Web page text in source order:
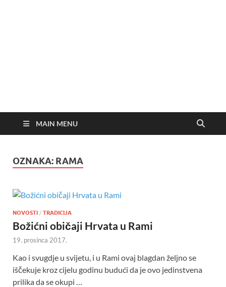
MAIN MENU
OZNAKA: RAMA
NOVOSTI / TRADICIJA
Božićni običaji Hrvata u Rami
19. prosinca 2017.
Kao i svugdje u svijetu, i u Rami ovaj blagdan željno se
iščekuje kroz cijelu godinu budući da je ovo jedinstvena
prilika da se okupi …